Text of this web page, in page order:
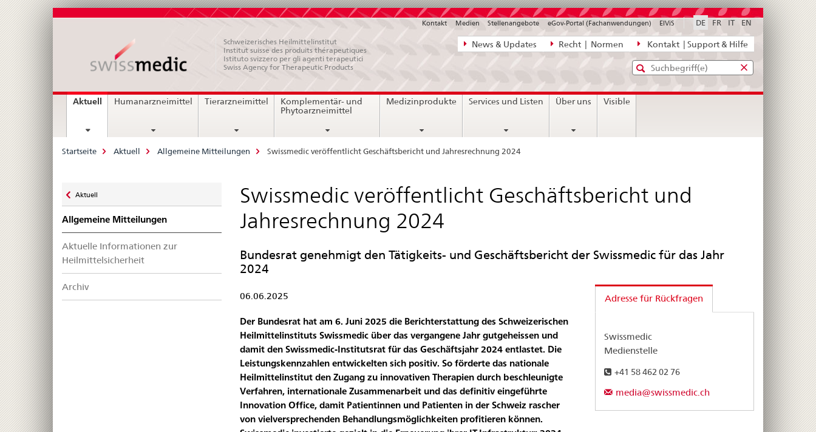
Direktnavigation
News,
Kontakt
News & Updates Recht | Normen Kontakt | Support & Hilfe
DE FR IT EN
Kontakt Medien Stellenangebote eGov-Portal (Fachanwendungen) ElViS
Schweizerisches Heilmittelinstitut
Institut suisse des produits thérapeutiques
Istituto svizzero per gli agenti terapeutici
Swiss Agency for Therapeutic Products
Standard-
Suche
Eingabefenster
diefür
Hauptnavigation
Aktuell current
Humanarzneimittel Tierarzneimittel
Komplementär- und
Phytoarzneimittel
Medizinprodukte Services und Listen Über uns Visible
Breadcrumb
Startseite Aktuell Allgemeine Mitteilungen Swissmedic veröffentlicht Geschäftsbericht und Jahresrechnung 2024
zu
Aktuell
Allgemeine Mitteilungen
Aktuelle Informationen zur
Heilmittelsicherheit
Archiv
Swissmedic veröffentlicht Geschäftsbericht und
Jahresrechnung 2024
Bundesrat genehmigt den Tätigkeits- und Geschäftsbericht der Swissmedic für das Jahr
2024
06.06.2025
Der Bundesrat hat am 6. Juni 2025 die Berichterstattung des Schweizerischen
Heilmittelinstituts Swissmedic über das vergangene Jahr gutgeheissen und
damit den Swissmedic-Institutsrat für das Geschäftsjahr 2024 entlastet. Die
Leistungskennzahlen entwickelten sich positiv. So förderte das nationale
Heilmittelinstitut den Zugang zu innovativen Therapien durch beschleunigte
Verfahren, internationale Zusammenarbeit und das definitiv eingeführte
Innovation Office, damit Patientinnen und Patienten in der Schweiz rascher
von vielversprechenden Behandlungsmöglichkeiten profitieren können.
Adresse für Rückfragen
Swissmedic
Medienstelle
+41 58 462 02 76
media@swissmedic.ch